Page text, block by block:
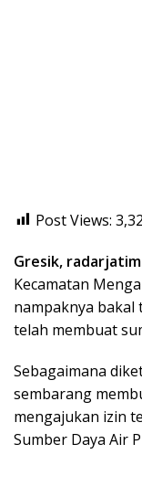
Post Views:
Gresik,
Kecamatan
nampaknya bakal
telah membuat
Sebagaimana
sembarang
mengajukan izin
Sumber Daya Air